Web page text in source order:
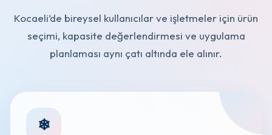
Kocaeli’de bireysel kullanıcılar ve işletmeler için ürün
seçimi, kapasite değerlendirmesi ve uygulama
planlaması aynı çatı altında ele alınır.
❄